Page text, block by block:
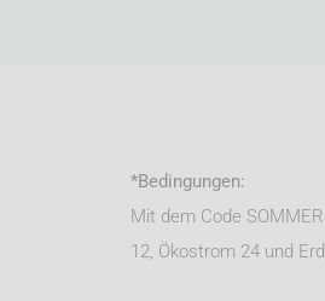
*Bedingungen:
Mit dem Code
12, Ökostrom 24 und